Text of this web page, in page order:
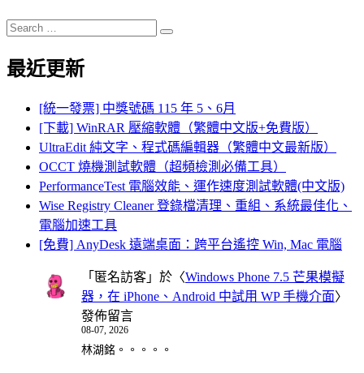
Search
for:
Search
最近更新
[統一發票] 中獎號碼 115 年 5、6月
[下載] WinRAR 壓縮軟體（繁體中文版+免費版）
UltraEdit 純文字、程式碼編輯器（繁體中文最新版）
OCCT 燒機測試軟體（超頻檢測必備工具）
PerformanceTest 電腦效能、運作速度測試軟體(中文版)
Wise Registry Cleaner 登錄檔清理、重組、系統最佳化、
電腦加速工具
[免費] AnyDesk 遠端桌面：跨平台遙控 Win, Mac 電腦
「 匿名訪客 」於〈Windows Phone 7.5 芒果模擬
器，在 iPhone、Android 中試用 WP 手機介面〉
發佈留言
08-07, 2026
林湖銘。。。。。